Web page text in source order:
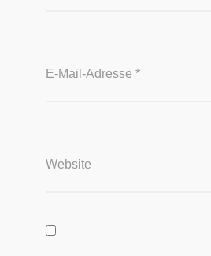
E-Mail-Adresse *
Website